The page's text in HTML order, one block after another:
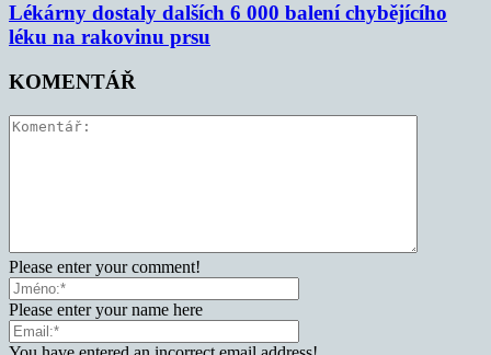
Lékárny dostaly dalších 6 000 balení chybějícího
léku na rakovinu prsu
KOMENTÁŘ
Please enter your comment!
Please enter your name here